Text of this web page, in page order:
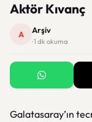
Aktör Kıvanç
A Arşiv
· 1 dk okuma
Galatasaray’ın